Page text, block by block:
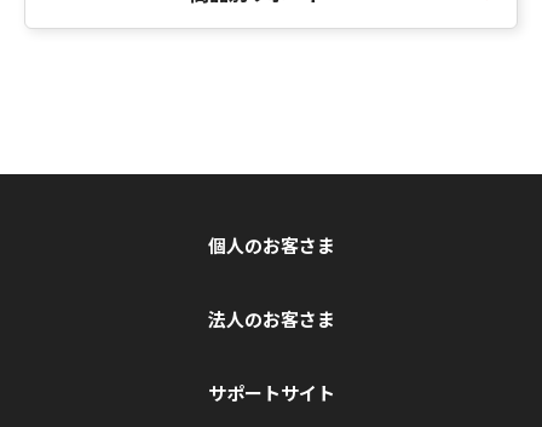
個人のお客さま
法人のお客さま
サポートサイト